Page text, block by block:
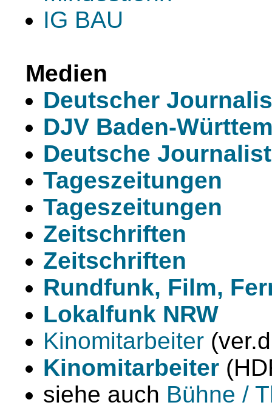
IG BAU
Medien
Deutscher
DJV Baden-
Deutsche
Tageszeitungen
Tageszeitungen
Zeitschriften
Zeitschriften
Rundfunk, Film,
Lokalfunk NRW
Kinomitarbeiter
Kinomitarbeiter
siehe auch Bühne /